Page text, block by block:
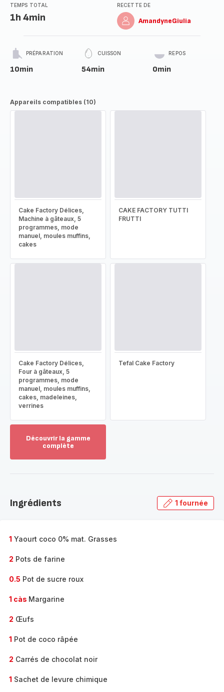
TEMPS TOTAL
1h 4min
RECETTE DE
AmandyneGiulia
PRÉPARATION
10min
CUISSON
54min
REPOS
0min
Appareils compatibles (10)
Cake Factory Délices,
Machine à gâteaux, 5
programmes, mode
manuel, moules muffins,
cakes
CAKE FACTORY TUTTI
FRUTTI
Cake Factory Délices,
Four à gâteaux, 5
programmes, mode
manuel, moules muffins,
cakes, madeleines,
verrines
Tefal Cake Factory
Découvrir la gamme
complète
gamme
Ingrédients 1 fournée
1 Yaourt coco 0% mat. Grasses
2 Pots de farine
0.5 Pot de sucre roux
1 càs Margarine
2 Œufs
1 Pot de coco râpée
2 Carrés de chocolat noir
1 Sachet de levure chimique